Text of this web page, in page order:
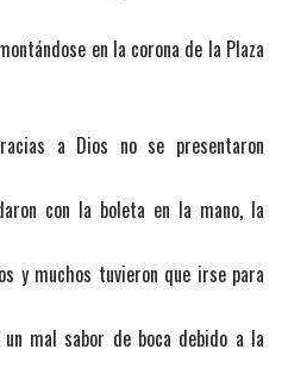
en la corona de la Plaza
a Dios no se presentaron
con la boleta en la mano, la
y muchos tuvieron que irse para
mal sabor de boca debido a la